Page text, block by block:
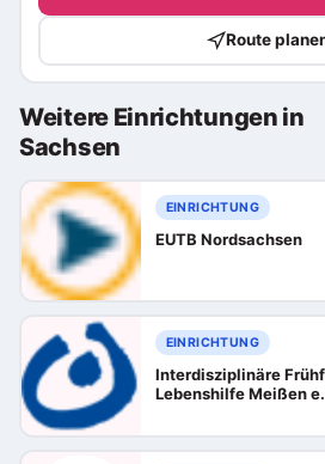
Route
Weitere Einrichtungen in
Sachsen
EINRICHTUNG
EUTB Nordsachsen
EINRICHTUNG
Interdisziplinäre
Lebenshilfe Meißen